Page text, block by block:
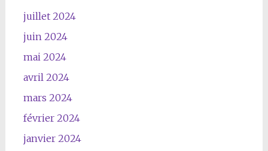
juillet 2024
juin 2024
mai 2024
avril 2024
mars 2024
février 2024
janvier 2024